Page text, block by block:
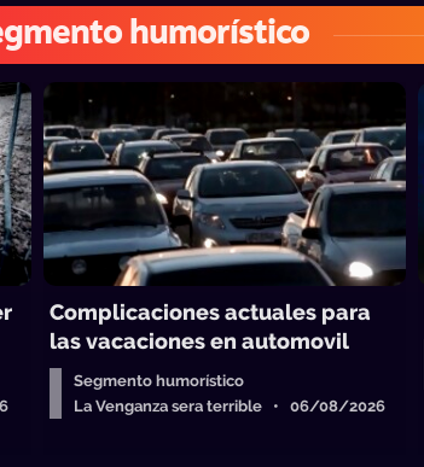
humorístico
Complicaciones actuales para
las vacaciones en automovil
Segmento humorístico
La Venganza sera terrible • 06/08/2026